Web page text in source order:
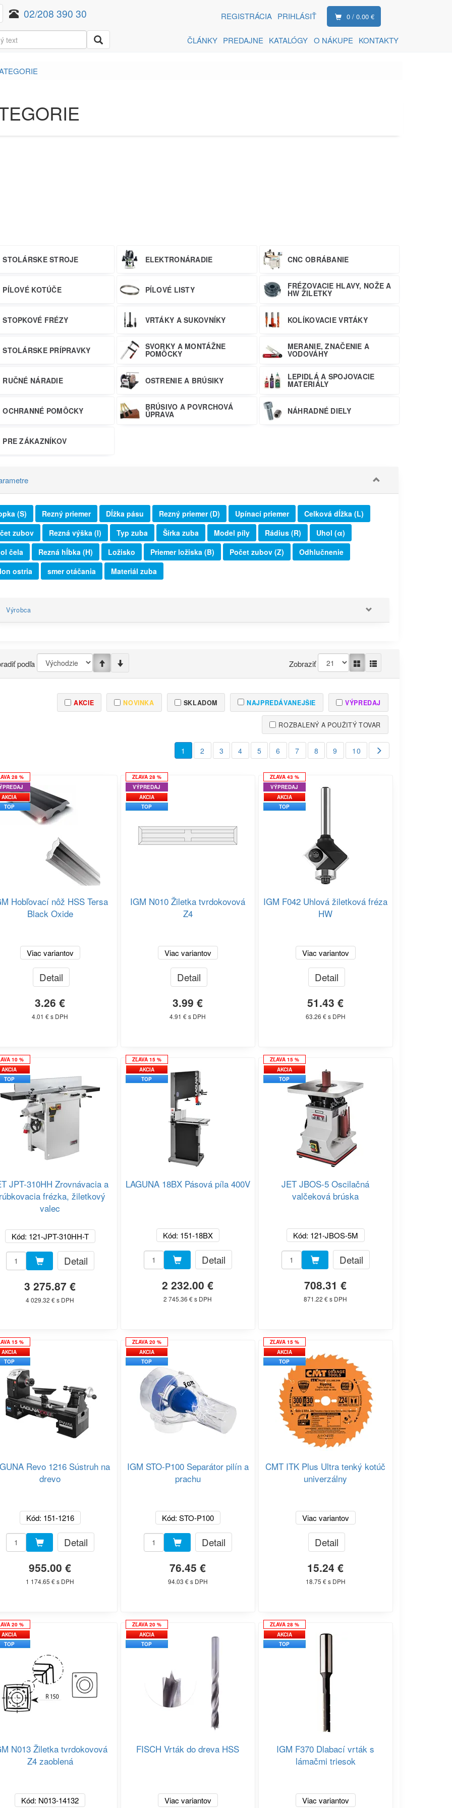
02/208 390 30 0 / 0.00 €
REGISTRÁCIA PRIHLÁSIŤ
KONTAKTY
O NÁKUPE
KATALÓGY
PREDAJNE
ČLÁNKY
STOLÁRSKE STROJE ELEKTRONÁRADIE CNC OBRÁBANIE
PÍLOVÉ KOTÚČE PÍLOVÉ LISTY FRÉZOVACIE HLAVY, NOŽE A
HW ŽILETKY
STOPKOVÉ FRÉZY VRTÁKY A SUKOVNÍKY KOLÍKOVACIE VRTÁKY
STOLÁRSKE PRÍPRAVKY SVORKY A MONTÁŽNE
POMÔCKY
MERANIE, ZNAČENIE A
VODOVÁHY
RUČNÉ NÁRADIE OSTRENIE A BRÚSIKY LEPIDLÁ A SPOJOVACIE
MATERIÁLY
OCHRANNÉ POMÔCKY BRÚSIVO A POVRCHOVÁ
ÚPRAVA NÁHRADNÉ DIELY
PRE ZÁKAZNÍKOV
(S) Rezný priemer Dĺžka pásu Rezný priemer (D) Upínací priemer
Celková dĺžka (L)
zubov
Rezná výška (I) Typ zuba Šírka zuba Model píly Rádius (R)
Uhol (α)
čela
Rezná hĺbka (H) Ložisko Priemer ložiska (B) Počet zubov (Z)
Odhlučnenie
ostria
smer otáčania Materiál zuba
Výrobca
podľa Zobraziť
AKCIE NOVINKA SKLADOM NAJPREDÁVANEJŠIE VÝPREDAJ
ROZBALENÝ A POUŽITÝ TOVAR
1 2 3 4 5 6 7 8 9 10
28 %
AKCIA
TOP
Hobľovací nôž HSS Tersa
Black Oxide
Viac variantov
Detail
3.26 €
4.01 € s DPH
ZĽAVA 28 %
VÝPREDAJ
AKCIA
TOP
IGM N010 Žiletka tvrdokovová
Z4
Viac variantov
Detail
3.99 €
4.91 € s DPH
ZĽAVA 43 %
VÝPREDAJ
AKCIA
TOP
IGM F042 Uhlová žiletková fréza
HW
Viac variantov
Detail
51.43 €
63.26 € s DPH
10 %
AKCIA
TOP
JPT-310HH Zrovnávacia a
frézka, žiletkový
valec
Kód: 121-JPT-310HH-T
Detail
3 275.87 €
4 029.32 € s DPH
ZĽAVA 15 %
AKCIA
TOP
LAGUNA 18BX Pásová píla 400V
Kód: 151-18BX
Detail
2 232.00 €
2 745.36 € s DPH
ZĽAVA 15 %
AKCIA
TOP
JET JBOS-5 Oscilačná
valčeková brúska
Kód: 121-JBOS-5M
Detail
708.31 €
871.22 € s DPH
15 %
AKCIA
TOP
Revo 1216 Sústruh na
drevo
Kód: 151-1216
Detail
955.00 €
1 174.65 € s DPH
ZĽAVA 20 %
AKCIA
TOP
IGM STO-P100 Separátor pilín a
prachu
Kód: STO-P100
Detail
76.45 €
94.03 € s DPH
ZĽAVA 15 %
AKCIA
TOP
CMT ITK Plus Ultra tenký kotúč
univerzálny
Viac variantov
Detail
15.24 €
18.75 € s DPH
20 %
AKCIA
TOP
N013 Žiletka tvrdokovová
Z4 zaoblená
Kód: N013-14132
ZĽAVA 20 %
AKCIA
TOP
FISCH Vrták do dreva HSS
Viac variantov
ZĽAVA 28 %
AKCIA
TOP
IGM F370 Dlabací vrták s
lámačmi triesok
Viac variantov